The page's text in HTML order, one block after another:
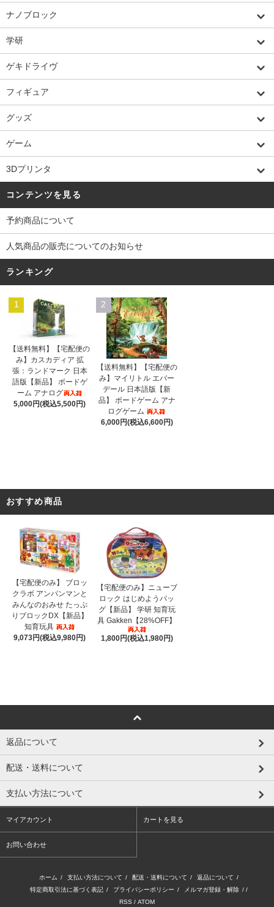
ナノブロック
学研
ゲキドライヴ
フィギュア
グッズ
ゲーム
3Dプリンタ
コンテンツを見る
予約商品について
人気商品の販売についてのお知らせ
ランキング
1
【送料無料】【宅配便の
み】カスカディア 拡
張：ランドマーク 日本
語版【新品】 ボードゲ
ーム アナログ
5,000円(税込5,500円)
2
【送料無料】【宅配便の
み】マイリトル エバー
デール 日本語版【新
品】 ボードゲーム アナ
ログゲーム
6,000円(税込6,600円)
おすすめ商品
【宅配便のみ】 ブロッ
クラボ アンパンマンと
みんなのおみせ たっぷ
りブロックDX【新品】
知育玩具
9,073円(税込9,980円)
【宅配便のみ】ニューブ
ロック はじめようバッ
グ【新品】 学研 知育玩
具 Gakken【28%OFF】
1,800円(税込1,980円)
返品について
配送・送料について
支払い方法について
マイアカウント カートを見る
お問い合わせ
ホーム / 支払い方法について / 配送・送料について / 返品について /
特定商取引法に基づく表記 / プライバシーポリシー / メルマガ登録・解除 / /
RSS / ATOM